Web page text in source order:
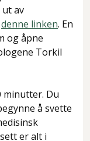
av
denne linken. En
og åpne
Torkil
minutter. Du
å svette
er alt i